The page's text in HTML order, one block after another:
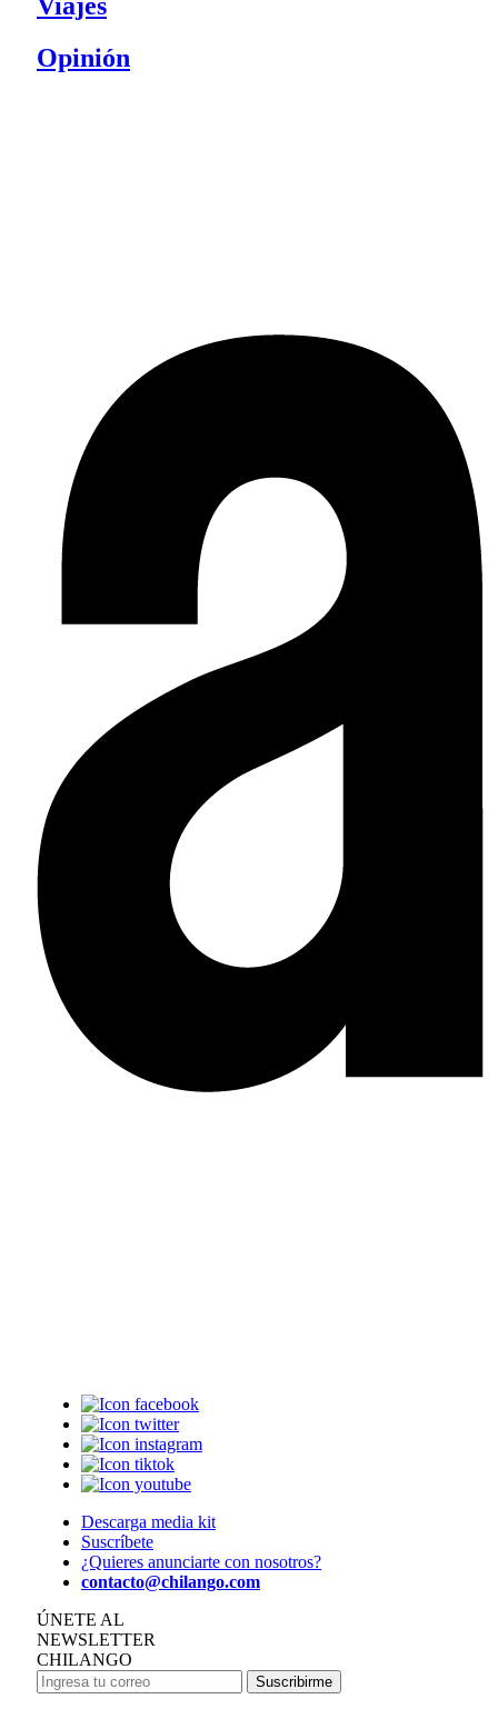
Opinión
Descarga media kit
Suscríbete
¿Quieres anunciarte con nosotros?
contacto@chilango.com
ÚNETE AL
NEWSLETTER
CHILANGO
Suscribirme